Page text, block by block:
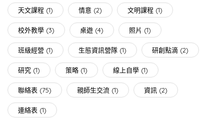
天文課程 (1) 情意 (2) 文明課程 (1)
校外教學 (3) 桌遊 (4) 照片 (1)
班級經營 (1) 生態資訊營隊 (1) 研創點滴 (2)
研究 (1) 策略 (1) 線上自學 (1)
聯絡表 (75) 親師生交流 (1) 資訊 (2)
連絡表 (1)